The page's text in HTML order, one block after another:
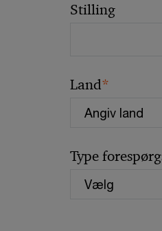
Stilling
Land*
Type